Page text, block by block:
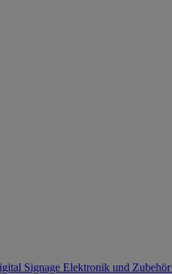
Signage Elektronik und Zubehör